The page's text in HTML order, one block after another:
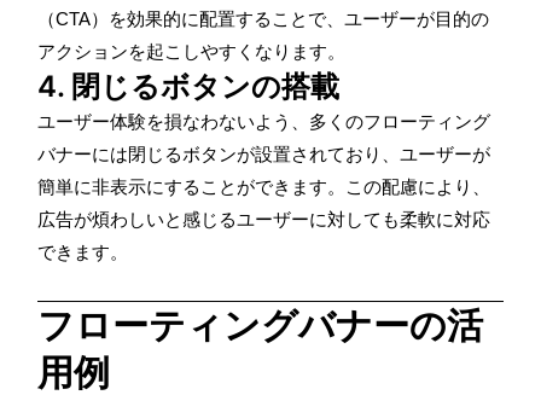
（CTA）を効果的に配置することで、ユーザーが目的の
アクションを起こしやすくなります。
4. 閉じるボタンの搭載
ユーザー体験を損なわないよう、多くのフローティング
バナーには閉じるボタンが設置されており、ユーザーが
簡単に非表示にすることができます。この配慮により、
広告が煩わしいと感じるユーザーに対しても柔軟に対応
できます。
フローティングバナーの活
用例